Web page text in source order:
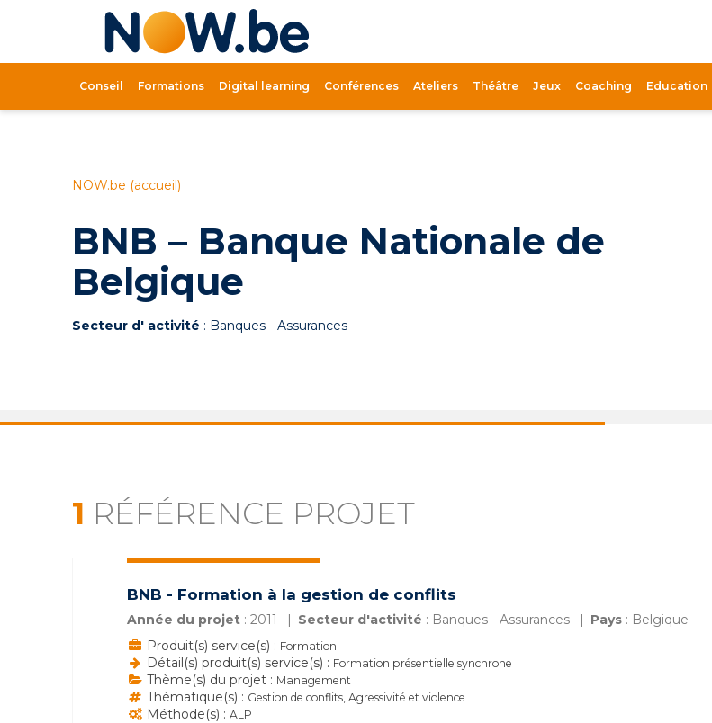
d'accueil
Conseil Formations Digital learning Conférences Ateliers Théâtre Jeux Coaching Education
NOW.be (accueil)
BNB – Banque Nationale de
Belgique
Secteur d' activité : Banques - Assurances
1 RÉFÉRENCE PROJET
BNB - Formation à la gestion de conflits
Année du projet : 2011 Secteur d'activité : Banques - Assurances Pays : Belgique
Produit(s) service(s) : Formation
Détail(s) produit(s) service(s) : Formation présentielle synchrone
Thème(s) du projet : Management
Thématique(s) : Gestion de conflits, Agressivité et violence
Méthode(s) : ALP